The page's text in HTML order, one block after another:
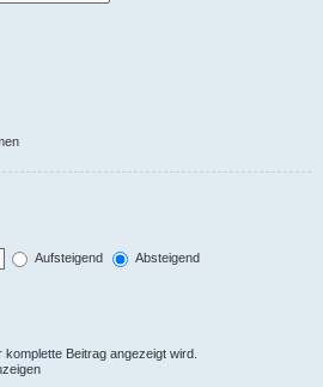
Aufsteigend
Absteigend
Beitrag angezeigt wird.